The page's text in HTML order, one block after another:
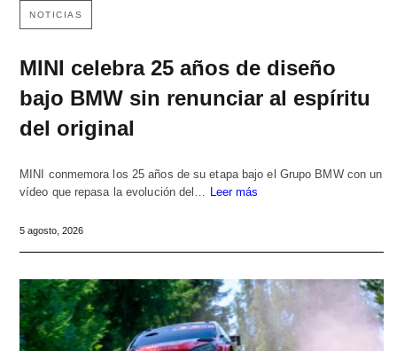
NOTICIAS
MINI celebra 25 años de diseño
bajo BMW sin renunciar al espíritu
del original
MINI conmemora los 25 años de su etapa bajo el Grupo BMW con un
vídeo que repasa la evolución del…
Leer más
5 agosto, 2026